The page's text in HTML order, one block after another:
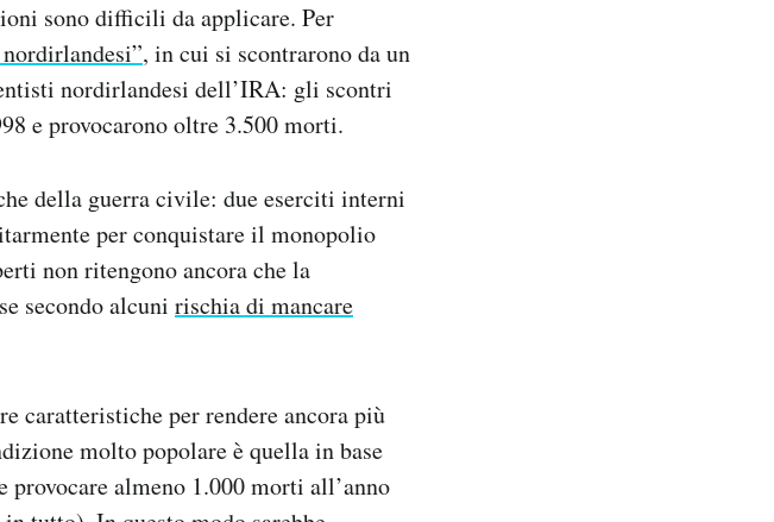
sono difficili da applicare. Per
, in cui si scontrarono da un
nordirlandesi dell’IRA: gli scontri
e provocarono oltre 3.500 morti.
della guerra civile: due eserciti interni
per conquistare il monopolio
non ritengono ancora che la
secondo alcuni rischia di mancare
caratteristiche per rendere ancora più
molto popolare è quella in base
provocare almeno 1.000 morti all’anno